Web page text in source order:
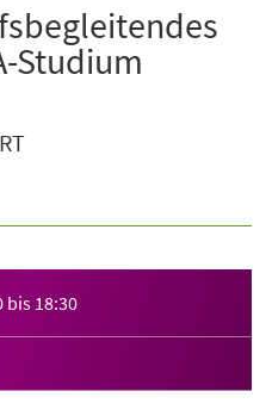
Studium
bis 18:30